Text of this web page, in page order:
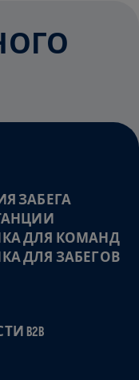
ЗАБЕГА
ДЛЯ КОМАНД
ДЛЯ ЗАБЕГОВ
B2B